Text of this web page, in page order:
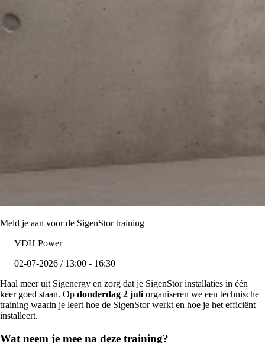
Meld je aan voor de SigenStor training
VDH Power
02-07-2026 / 13:00 - 16:30
Haal meer uit Sigenergy en zorg dat je SigenStor installaties in één
keer goed staan. Op donderdag 2 juli organiseren we een technische
training waarin je leert hoe de SigenStor werkt en hoe je het efficiënt
installeert.
Wat neem je mee na deze training?